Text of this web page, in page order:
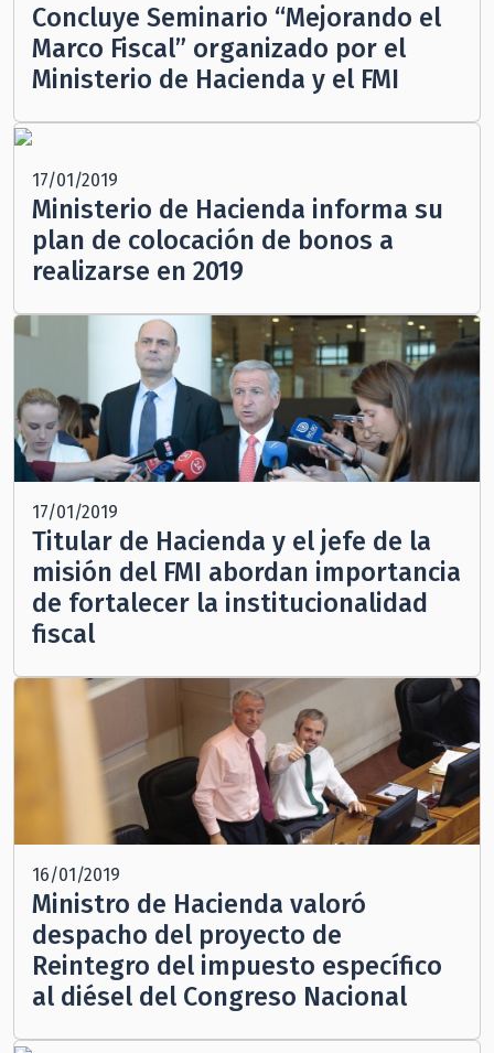
Concluye Seminario “Mejorando el
Marco Fiscal” organizado por el
Ministerio de Hacienda y el FMI
17/01/2019
Ministerio de Hacienda informa su
plan de colocación de bonos a
realizarse en 2019
17/01/2019
Titular de Hacienda y el jefe de la
misión del FMI abordan importancia
de fortalecer la institucionalidad
fiscal
16/01/2019
Ministro de Hacienda valoró
despacho del proyecto de
Reintegro del impuesto específico
al diésel del Congreso Nacional